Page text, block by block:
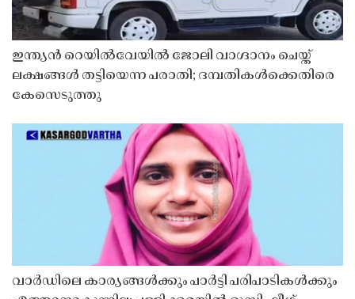
ഇന്ത്യൻ റെയിൽവേയിൽ ജോലി വാഗ്ദാനം ചെയ്ത്
ലക്ഷങ്ങൾ തട്ടിയെന്ന പരാതി; ദമ്പതികൾക്കെതിരെ
കേസെടുത്തു
വാർഡിലെ കാര്യങ്ങൾക്കും പാർട്ടി പരിപാടികൾക്കും